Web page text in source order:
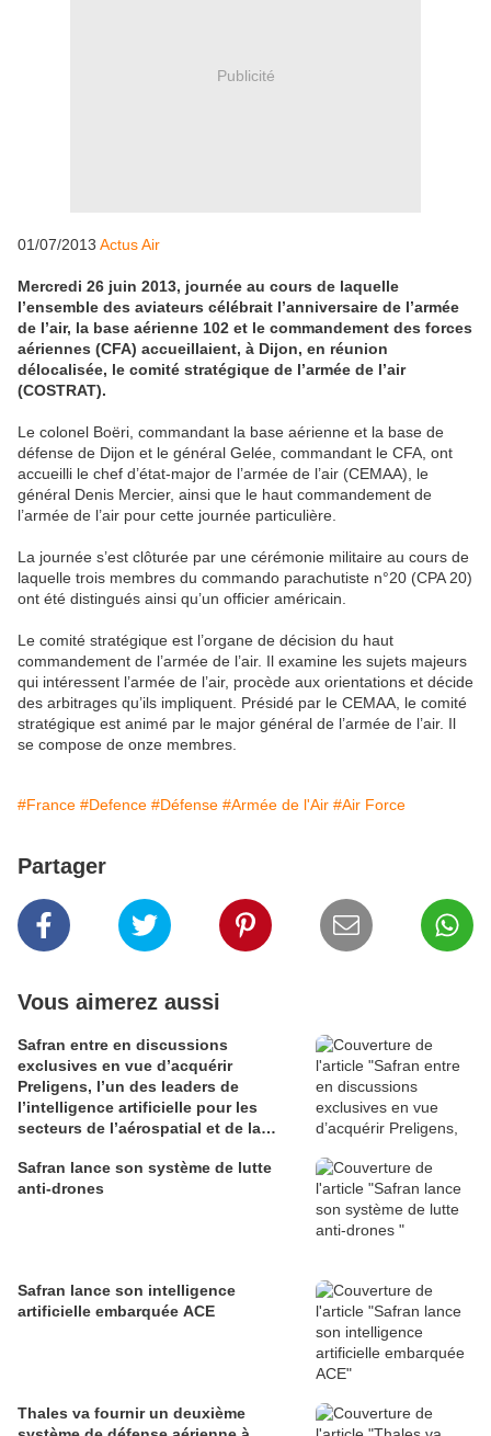
Publicité
01/07/2013 Actus Air
Mercredi 26 juin 2013, journée au cours de laquelle
l’ensemble des aviateurs célébrait l’anniversaire de l’armée
de l’air, la base aérienne 102 et le commandement des forces
aériennes (CFA) accueillaient, à Dijon, en réunion
délocalisée, le comité stratégique de l’armée de l’air
(COSTRAT).
Le colonel Boëri, commandant la base aérienne et la base de
défense de Dijon et le général Gelée, commandant le CFA, ont
accueilli le chef d’état-major de l’armée de l’air (CEMAA), le
général Denis Mercier, ainsi que le haut commandement de
l’armée de l’air pour cette journée particulière.
La journée s’est clôturée par une cérémonie militaire au cours de
laquelle trois membres du commando parachutiste n°20 (CPA 20)
ont été distingués ainsi qu’un officier américain.
Le comité stratégique est l’organe de décision du haut
commandement de l’armée de l’air. Il examine les sujets majeurs
qui intéressent l’armée de l’air, procède aux orientations et décide
des arbitrages qu’ils impliquent. Présidé par le CEMAA, le comité
stratégique est animé par le major général de l’armée de l’air. Il
se compose de onze membres.
#France #Defence #Défense #Armée de l'Air #Air Force
Partager
Vous aimerez aussi
Safran entre en discussions
exclusives en vue d’acquérir
Preligens, l’un des leaders de
l’intelligence artificielle pour les
secteurs de l’aérospatial et de la
Safran lance son système de lutte
anti-drones
Safran lance son intelligence
artificielle embarquée ACE
Thales va fournir un deuxième